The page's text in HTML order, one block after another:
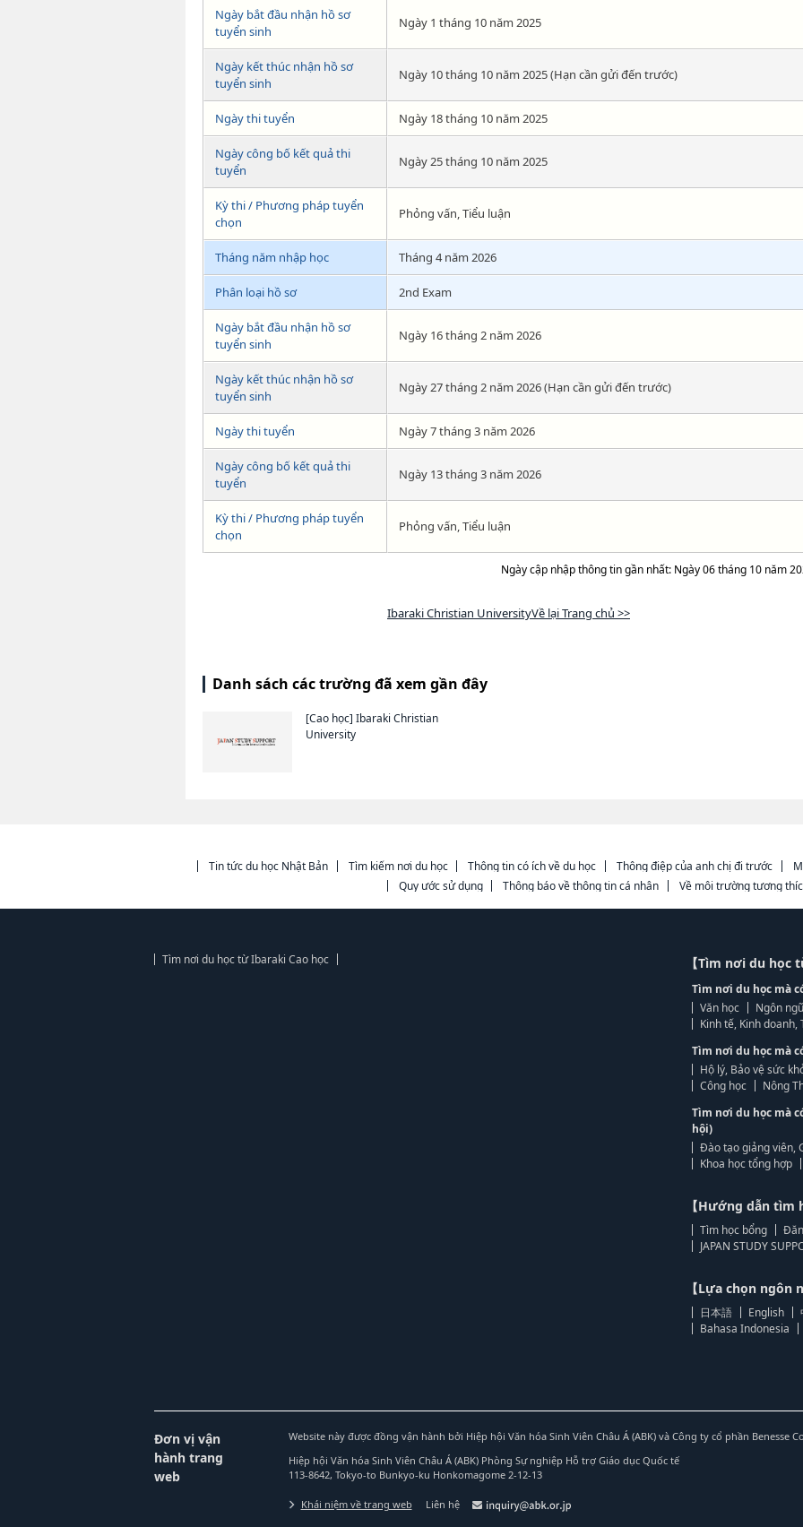
Ngày bắt đầu nhận hồ sơ
tuyển sinh
Ngày 1 tháng 10 năm 2025
Ngày kết thúc nhận hồ sơ
tuyển sinh
Ngày 10 tháng 10 năm 2025 (Hạn cần gửi đến trước)
Ngày thi tuyển Ngày 18 tháng 10 năm 2025
Ngày công bố kết quả thi
tuyển
Ngày 25 tháng 10 năm 2025
Kỳ thi / Phương pháp tuyển
chọn
Phỏng vấn, Tiểu luận
Tháng năm nhập học Tháng 4 năm 2026
Phân loại hồ sơ 2nd Exam
Ngày bắt đầu nhận hồ sơ
tuyển sinh
Ngày 16 tháng 2 năm 2026
Ngày kết thúc nhận hồ sơ
tuyển sinh
Ngày 27 tháng 2 năm 2026 (Hạn cần gửi đến trước)
Ngày thi tuyển Ngày 7 tháng 3 năm 2026
Ngày công bố kết quả thi
tuyển
Ngày 13 tháng 3 năm 2026
Kỳ thi / Phương pháp tuyển
chọn
Phỏng vấn, Tiểu luận
Ngày cập nhập thông tin gần nhất: Ngày 06 tháng 10 năm
Ibaraki Christian UniversityVề lại Trang chủ >>
Danh sách các trường đã xem gần đây
[Cao học] Ibaraki Christian
University
Tin tức du học Nhật Bản Tìm kiếm nơi du học Thông tin có ích về du học Thông điệp của anh chị đi trước
Quy ước sử dụng
Thông báo về thông tin cá nhân Về môi trường tương
Tìm nơi du học từ Ibaraki Cao học 【Tìm nơi du học
Tìm nơi du học mà
Văn học
Ngôn
Kinh tế, Kinh
Tìm nơi du học mà
Hộ lý, Bảo vệ sức
Công học
Nông
Tìm nơi du học mà
hội)
Đào tạo giảng viên,
Khoa học tổng hợp
【Hướng dẫn tìm
Tìm học bổng
JAPAN STUDY
【Lựa chọn ngôn
日本語 English
Bahasa Indonesia
Đơn vị vận
hành trang
web
Website này được đồng vận hành bởi Hiệp hội Văn hóa Sinh Viên Châu Á (ABK) và Công ty cổ phần Benesse
Hiệp hội Văn hóa Sinh Viên Châu Á (ABK) Phòng Sự nghiệp Hỗ trợ Giáo dục Quốc tế
113-8642, Tokyo-to Bunkyo-ku Honkomagome 2-12-13
Khái niệm về trang web Liên hệ